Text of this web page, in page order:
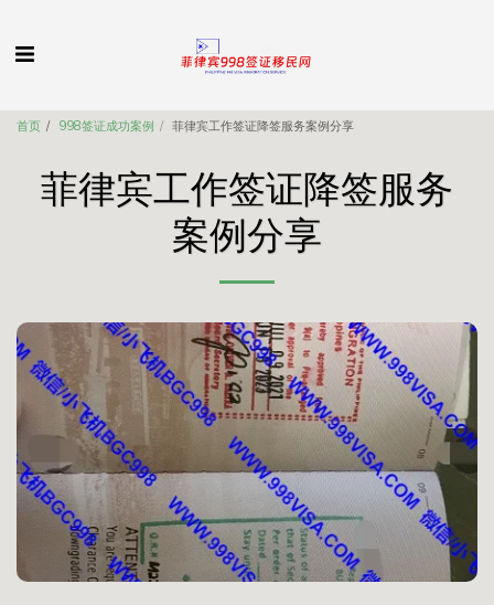
首页 998签证成功案例 菲律宾工作签证降签服务案例分享
菲律宾工作签证降签服务
案例分享